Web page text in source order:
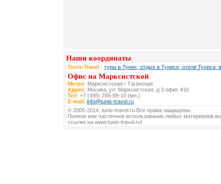
Наши координаты
Tunis-Travel - туры в Тунис, отдых в Тунисе, отели Туниса,
Офис на Марксистской
Метро: Марксистская / Таганская
Адрес: Москва, ул. Марксистская, д 3 офис 416
Тел: +7 (495) 785-88-10 (мн.)
E-mail: info@tunis-travel.ru
© 2005-2014, tunis-travel.ru Все права защищены.
Полное или частичное использование любых материалов
ссылке на www.tunis-travel.ru!